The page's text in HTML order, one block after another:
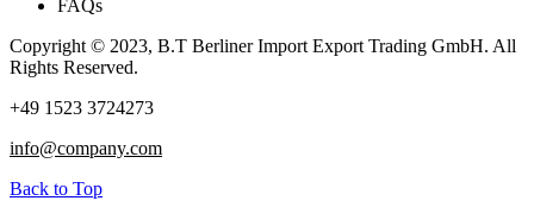
FAQs
Copyright © 2023, B.T Berliner Import Export Trading GmbH. All
Rights Reserved.
+49 1523 3724273
info@company.com
Back to Top